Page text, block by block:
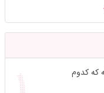
کدوم